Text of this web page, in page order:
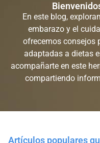
En este blog,
embarazo y el
ofrecemos consejos
adaptadas a dietas
acompañarte en este
compartiendo
Artículos populares